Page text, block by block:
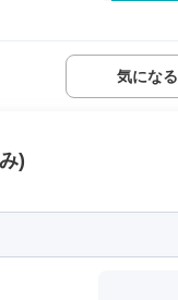
気になる
)